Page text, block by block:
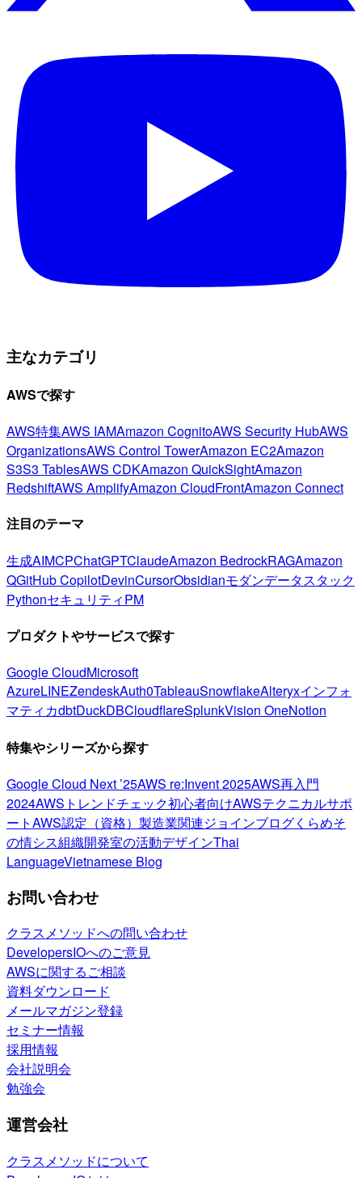
主なカテゴリ
AWSで探す
AWS特集AWS IAMAmazon CognitoAWS Security HubAWS
OrganizationsAWS Control TowerAmazon EC2Amazon
S3S3 TablesAWS CDKAmazon QuickSightAmazon
RedshiftAWS AmplifyAmazon CloudFrontAmazon Connect
注目のテーマ
生成AIMCPChatGPTClaudeAmazon BedrockRAGAmazon
QGitHub CopilotDevinCursorObsidianモダンデータスタック
PythonセキュリティPM
プロダクトやサービスで探す
Google CloudMicrosoft
AzureLINEZendeskAuth0TableauSnowflakeAlteryxインフォ
マティカdbtDuckDBCloudflareSplunkVision OneNotion
特集やシリーズから探す
Google Cloud Next ’25AWS re:Invent 2025AWS再入門
2024AWSトレンドチェック初心者向けAWSテクニカルサポ
ートAWS認定（資格） 製造業関連ジョインブログくらめそ
の情シス組織開発室の活動デザインThai
LanguageVietnamese Blog
お問い合わせ
クラスメソッドへの問い合わせ
DevelopersIOへのご意見
AWSに関するご相談
資料ダウンロード
メールマガジン登録
セミナー情報
採用情報
会社説明会
勉強会
運営会社
クラスメソッドについて